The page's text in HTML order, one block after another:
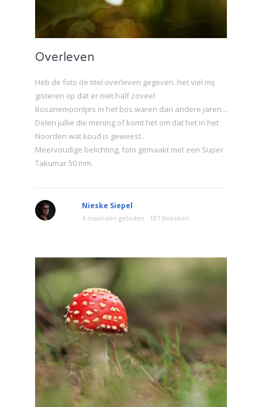
Overleven
Heb de foto de titel overleven gegeven..het viel mij
gisteren op dat er niet half zoveel
Bosanemoontjes in het bos waren dan andere jaren...
Delen jullie die mening of komt het om dat het in het
Noorden wat koud is geweest..
Meervoudige belichting, foto gemaakt met een Super
Takumar 50 mm.
Nieske Siepel
4 maanden geleden 187 Bekeken